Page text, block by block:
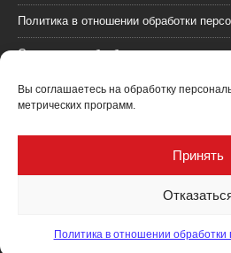
Вы соглашаетесь на обработку
метрических программ.
Принять
Политика в отношении
Политика в отношении обработки
Согласие на обработку персональных
Пользовательское соглашение
Журнал "Глобус: геология и бизнес" @